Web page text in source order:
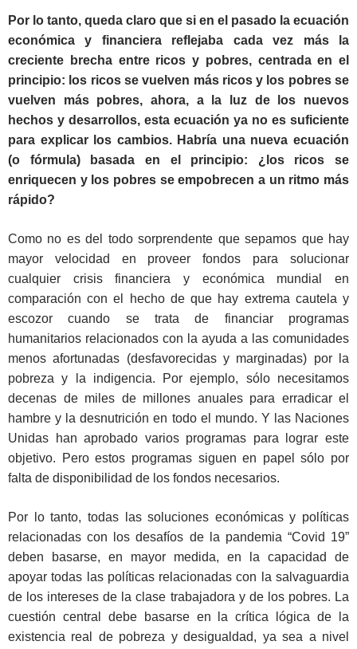
Por lo tanto, queda claro que si en el pasado la ecuación
económica y financiera reflejaba cada vez más la
creciente brecha entre ricos y pobres, centrada en el
principio: los ricos se vuelven más ricos y los pobres se
vuelven más pobres, ahora, a la luz de los nuevos
hechos y desarrollos, esta ecuación ya no es suficiente
para explicar los cambios. Habría una nueva ecuación
(o fórmula) basada en el principio: ¿los ricos se
enriquecen y los pobres se empobrecen a un ritmo más
rápido?
Como no es del todo sorprendente que sepamos que hay
mayor velocidad en proveer fondos para solucionar
cualquier crisis financiera y económica mundial en
comparación con el hecho de que hay extrema cautela y
escozor cuando se trata de financiar programas
humanitarios relacionados con la ayuda a las comunidades
menos afortunadas (desfavorecidas y marginadas) por la
pobreza y la indigencia. Por ejemplo, sólo necesitamos
decenas de miles de millones anuales para erradicar el
hambre y la desnutrición en todo el mundo. Y las Naciones
Unidas han aprobado varios programas para lograr este
objetivo. Pero estos programas siguen en papel sólo por
falta de disponibilidad de los fondos necesarios.
Por lo tanto, todas las soluciones económicas y políticas
relacionadas con los desafíos de la pandemia “Covid 19”
deben basarse, en mayor medida, en la capacidad de
apoyar todas las políticas relacionadas con la salvaguardia
de los intereses de la clase trabajadora y de los pobres. La
cuestión central debe basarse en la crítica lógica de la
existencia real de pobreza y desigualdad, ya sea a nivel